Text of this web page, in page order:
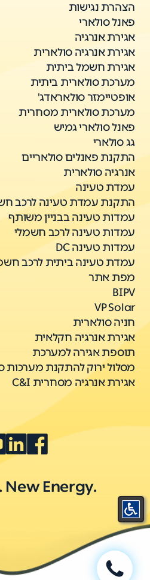
הצהרת נגישות
פאנל סולארי
אגירת אנרגיה
אגירת אנרגיה סולארית
אגירת חשמל ביתית
מערכת סולארית ביתית
אופטיימזר סולאראדג'
מערכת סולארית מסחרית
פאנל סולארי גמיש
גג סולארי
התקנת פאנלים סולאריים
אנרגיה סולארית
עמדת טעינה
התקנת עמדת טעינה לרכב
עמדות טעינה בבניין משותף
עמדות טעינה לרכב חשמלי
עמדות טעינה DC
עמדת טעינה ביתית לרכב
מפת אתר
BIPV
VP Solar
חניה סולארית
אגירת אנרגיה חקלאית
תוספת אגירה למערכת
מסלול ירוק להתקנת מערכות
אגירת אנרגיה מסחרית C&I
New Energy.